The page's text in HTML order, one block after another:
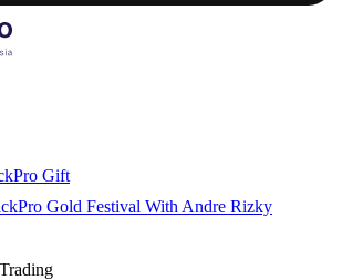
Gift
Gold Festival With Andre Rizky